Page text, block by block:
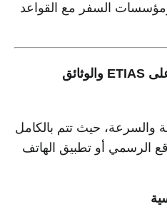
السفر مع القواعد
4. عملية التقديم للحصول على ETIAS والوثائق
والسرعة، حيث تتم بالكامل
الرسمي أو تطبيق الهاتف